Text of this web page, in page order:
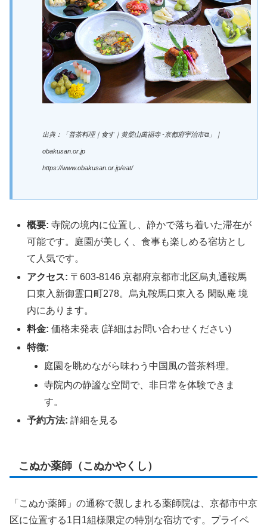
出典：「普茶料理｜食す｜黄檗山萬福寺 ‐京都府宇治市⧉」｜
obakusan.or.jp
https://www.obakusan.or.jp/eat/
概要: 寺院の境内に位置し、静かで落ち着いた滞在が
可能です。庭園が美しく、食事も楽しめる宿坊とし
て人気です。
アクセス: 〒603-8146 京都府京都市北区烏丸通鞍馬
口東入新御霊口町278。烏丸鞍馬口東入る 閑臥庵 境
内にあります。
料金: 価格未発表 (詳細はお問い合わせください)
特徴:
庭園を眺めながら味わう中国風の普茶料理。
寺院内の静謐な空間で、非日常を体験できま
す。
予約方法: 詳細を見る
こぬか薬師（こぬかやくし）
「こぬか薬師」の通称で親しまれる薬師院は、京都市中京
区に位置する1日1組様限定の特別な宿坊です。プライベ